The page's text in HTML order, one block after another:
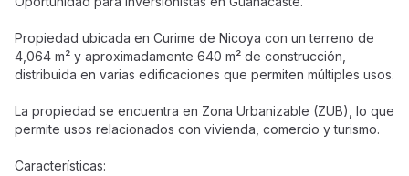
Propiedad ubicada en Curime de Nicoya con un terreno de
4,064 m² y aproximadamente 640 m² de construcción,
distribuida en varias edificaciones que permiten múltiples usos.
La propiedad se encuentra en Zona Urbanizable (ZUB), lo que
permite usos relacionados con vivienda, comercio y turismo.
Características: